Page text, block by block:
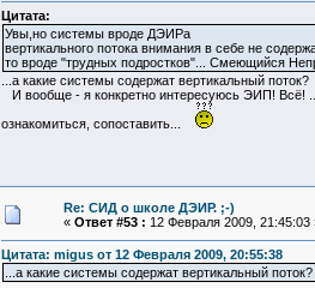
Цитата:
Увы,но системы вроде ДЭИРа
вертикального потока внимания в себе не
то вроде "трудных подростков"... Смеющийся
...а какие системы содержат вертикальный поток?
И вообще - я конкретно интересуюсь ЭИП! Всё!
ознакомиться, сопоставить...
Re: СИД о школе ДЭИР. ;-)
« Ответ #53 : 12 Февраля 2009, 21:45:03
Цитата: migus от 12 Февраля 2009, 20:55:38
...а какие системы содержат вертикальный поток?